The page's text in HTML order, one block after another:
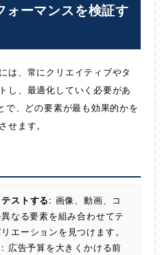
ーマンスを検証す
は、常にクリエイティブやタ
し、最適化していく必要があ
で、どの要素が最も効果的かを
せます。
ストする: 画像、動画、コ
なる要素を組み合わせてテ
エーションを見つけます。
: 広告予算を大きくかける前